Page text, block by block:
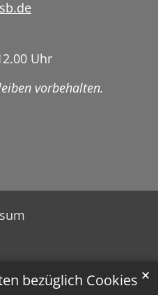
bezüglich Cookies ✕
Uhr
vorbehalten.